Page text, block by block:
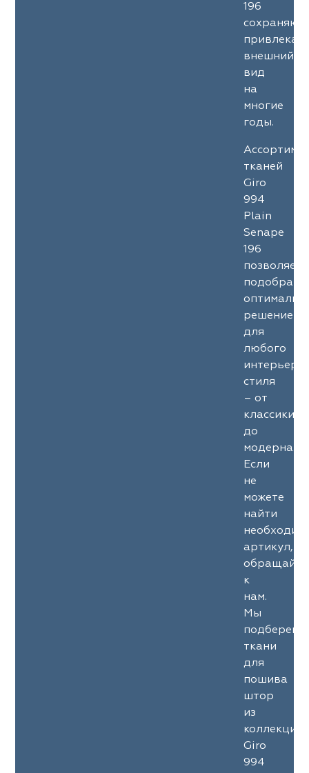
196
сохраняют
внешний
вид
на
многие
годы.
тканей
Giro
994
Plain
Senape
196
позволяет
подобрать
решение
для
любого
стиля
– от
классики
до
модерна.
Если
не
можете
найти
артикул,
к
нам.
Мы
подберем
ткани
для
пошива
штор
из
Giro
994